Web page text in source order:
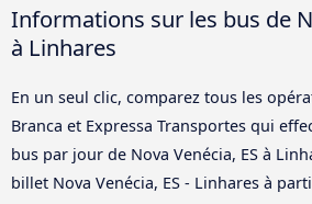
Informations sur les bus de
à Linhares
En un seul clic, comparez tous les
Branca et Expressa Transportes qui
bus par jour de Nova Venécia, ES à
billet Nova Venécia, ES - Linhares à